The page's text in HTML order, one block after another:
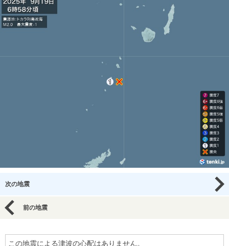
次の地震
前の地震
この地震による津波の心配はありません。